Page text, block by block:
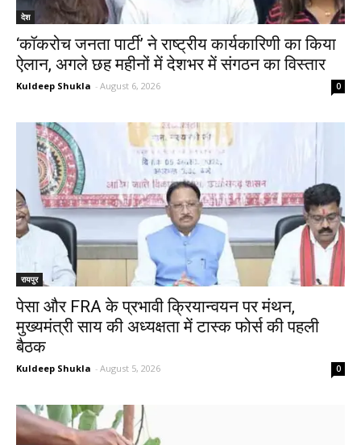
देश
‘कॉकरोच जनता पार्टी’ ने राष्ट्रीय कार्यकारिणी का किया
ऐलान, अगले छह महीनों में देशभर में संगठन का विस्तार
Kuldeep Shukla - August 6, 2026 0
रायपुर
पेसा और FRA के प्रभावी क्रियान्वयन पर मंथन,
मुख्यमंत्री साय की अध्यक्षता में टास्क फोर्स की पहली
बैठक
Kuldeep Shukla - August 5, 2026 0